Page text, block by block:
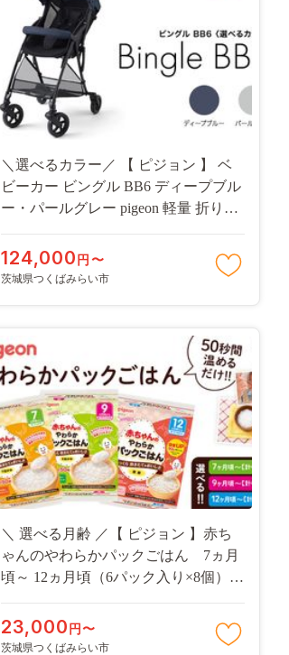
＼選べるカラー／ 【 ピジョン 】 ベ
ビーカー ビングル BB6 ディープブル
ー・パールグレー pigeon 軽量 折りた
ギー ベビー用品 赤ちゃん用品 便利グ
ッズ 便利アイテム 軽量B形
124,000 円〜
茨城県つくばみらい市
＼ 選べる月齢 ／【 ピジョン 】赤ち
ゃんのやわらかパックごはん 7ヵ月
頃～ 12ヵ月頃（6パック入り×8個）48
食 ベビーフード レトルト ベビーラン
チ おかゆ ご飯 レトルトフード 食事 7
23,000 円〜
茨城県つくばみらい市